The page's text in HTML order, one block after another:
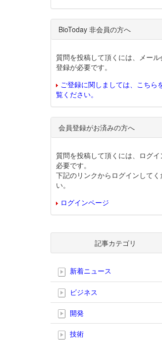
BioToday 非会員の方へ
質問を投稿して頂くには、メール
登録が必要です。
ご登録に関しましては、こちら
覧ください。
会員登録がお済みの方へ
質問を投稿して頂くには、ログイ
必要です。
下記のリンクからログインしてく
い。
ログインページ
記事カテゴリ
新着ニュース
ビジネス
開発
技術